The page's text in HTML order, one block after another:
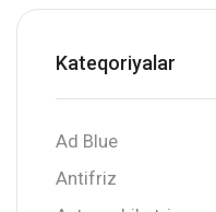
Kateqoriyalar
Ad Blue
Antifriz